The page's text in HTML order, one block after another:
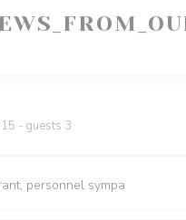
- guests 3
personnel sympa